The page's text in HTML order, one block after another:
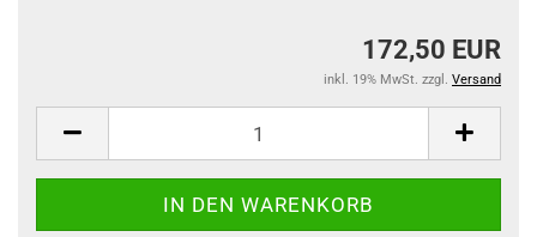
172,50 EUR
inkl. 19% MwSt. zzgl. Versand